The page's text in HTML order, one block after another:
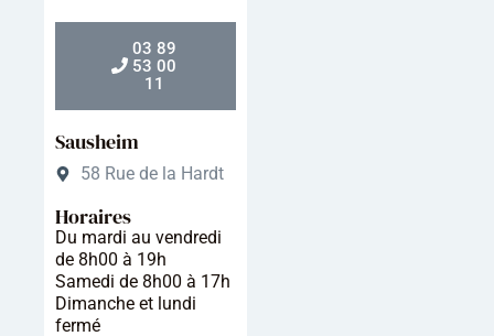
03 89
53 00
11
Sausheim
58 Rue de la Hardt
Horaires
Du mardi au vendredi
de 8h00 à 19h
Samedi de 8h00 à 17h
Dimanche et lundi
fermé